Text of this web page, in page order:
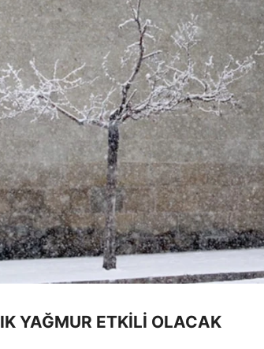
YAĞMUR ETKİLİ OLACAK